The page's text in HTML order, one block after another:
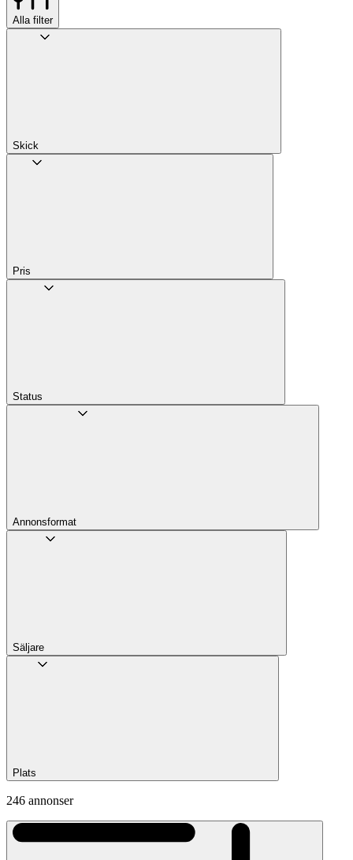
Alla filter
Skick
Pris
Status
Annons­format
Säljare
Plats
246 annonser